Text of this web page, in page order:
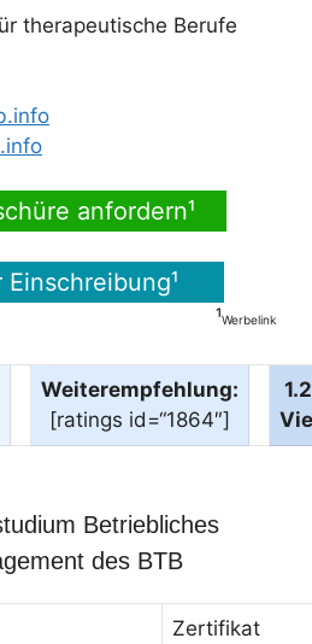
therapeutische Berufe
anfordern¹
¹Werbelink
Weiterempfehlung:
[ratings id=“1864″]
Betriebliches
des BTB
Zertifikat